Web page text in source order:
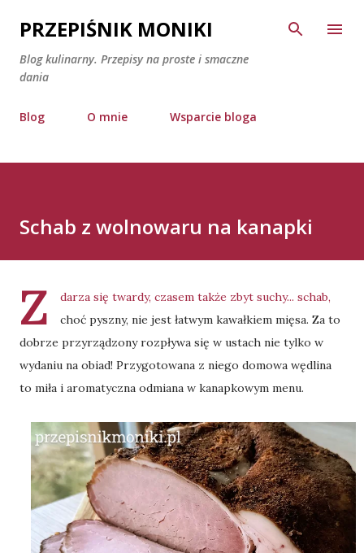
Przejdź do głównej zawartości
PRZEPIŚNIK MONIKI
Blog kulinarny. Przepisy na proste i smaczne
dania
Blog O mnie Wsparcie bloga
Schab z wolnowaru na kanapki
Z
darza się twardy, czasem także zbyt suchy... schab,
choć pyszny, nie jest łatwym kawałkiem mięsa. Za to
dobrze przyrządzony rozpływa się w ustach nie tylko w
wydaniu na obiad! Przygotowana z niego domowa wędlina
to miła i aromatyczna odmiana w kanapkowym menu.